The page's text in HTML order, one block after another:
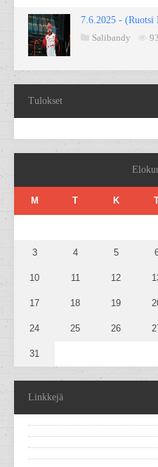
7.6.2025 - (Ruotsi
Salibandy
Tulokset
M T K
3 4 5
10 11 12
17 18 19
24 25 26
31
Linkkejä